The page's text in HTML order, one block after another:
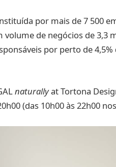
por mais de 7 500
de negócios de 3,3
por perto de
naturallyat Tortona
(das 10h00 às 22h00